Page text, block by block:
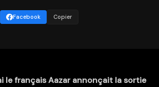
Facebook Copier
le français Aazar annonçait la sortie